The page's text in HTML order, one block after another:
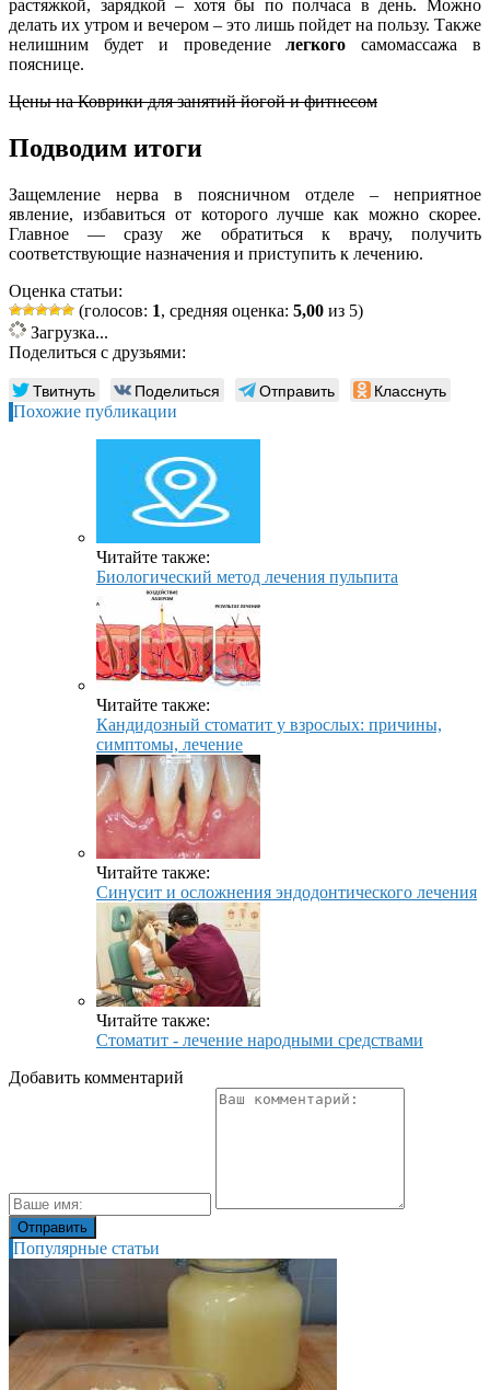
растяжкой, зарядкой – хотя бы по полчаса в день. Можно
делать их утром и вечером – это лишь пойдет на пользу. Также
нелишним будет и проведениелегкого самомассажа в
пояснице.
Цены на Коврики для занятий йогой и фитнесом
Подводим итоги
Защемление нерва в поясничном отделе – неприятное
явление, избавиться от которого лучше как можно скорее.
Главное — сразу же обратиться к врачу, получить
соответствующие назначения и приступить к лечению.
Оценка статьи:
(голосов: 1, средняя оценка: 5,00 из 5)
Загрузка...
Поделиться с друзьями:
Твитнуть Поделиться Отправить Класснуть
Похожие публикации
Читайте также:
Биологический метод лечения пульпита
Читайте также:
Кандидозный стоматит у взрослых: причины,
симптомы, лечение
Читайте также:
Синусит и осложнения эндодонтического лечения
Читайте также:
Стоматит - лечение народными средствами
Добавить комментарий
Популярные статьи